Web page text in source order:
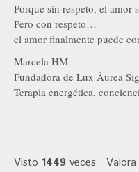
Porque sin respeto, el amor
Pero con respeto…
el amor finalmente puede
Marcela HM
Fundadora de Lux Áurea
Terapia energética,
Visto 1449 veces